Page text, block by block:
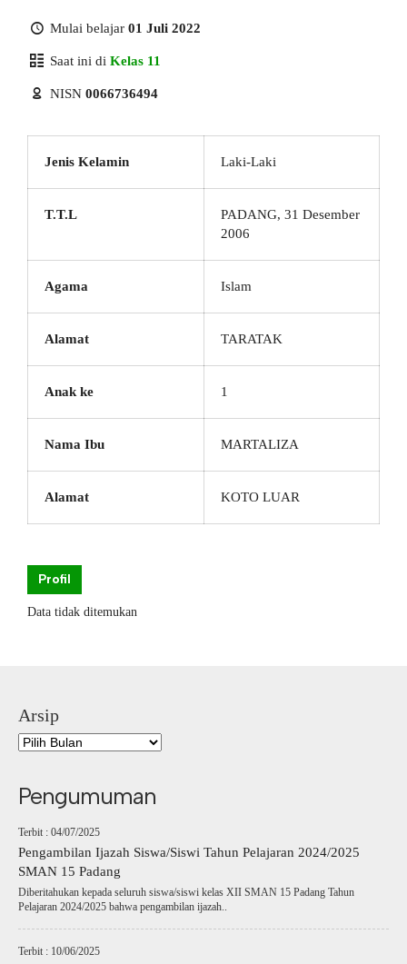
Mulai belajar 01 Juli 2022
Saat ini di Kelas 11
NISN 0066736494
Jenis Kelamin Laki-Laki
T.T.L
PADANG, 31 Desember
2006
Agama Islam
Alamat TARATAK
Anak ke 1
Nama Ibu MARTALIZA
Alamat KOTO LUAR
Profil
Data tidak ditemukan
Arsip
Pengumuman
Terbit : 04/07/2025
Pengambilan Ijazah Siswa/Siswi Tahun Pelajaran 2024/2025
SMAN 15 Padang
Diberitahukan kepada seluruh siswa/siswi kelas XII SMAN 15 Padang Tahun
Pelajaran 2024/2025 bahwa pengambilan ijazah..
Terbit : 10/06/2025